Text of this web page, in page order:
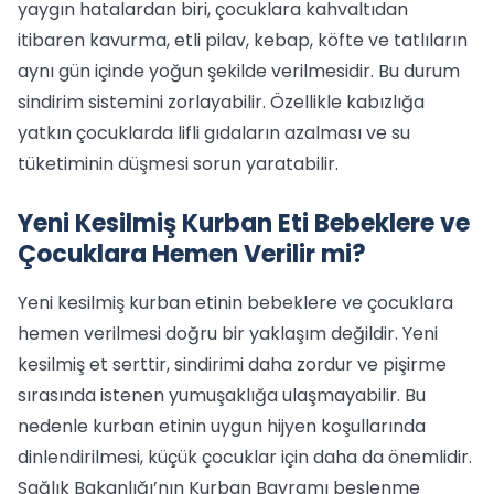
yaygın hatalardan biri, çocuklara kahvaltıdan
itibaren kavurma, etli pilav, kebap, köfte ve tatlıların
aynı gün içinde yoğun şekilde verilmesidir. Bu durum
sindirim sistemini zorlayabilir. Özellikle kabızlığa
yatkın çocuklarda lifli gıdaların azalması ve su
tüketiminin düşmesi sorun yaratabilir.
Yeni Kesilmiş Kurban Eti Bebeklere ve
Çocuklara Hemen Verilir mi?
Yeni kesilmiş kurban etinin bebeklere ve çocuklara
hemen verilmesi doğru bir yaklaşım değildir. Yeni
kesilmiş et serttir, sindirimi daha zordur ve pişirme
sırasında istenen yumuşaklığa ulaşmayabilir. Bu
nedenle kurban etinin uygun hijyen koşullarında
dinlendirilmesi, küçük çocuklar için daha da önemlidir.
Sağlık Bakanlığı’nın Kurban Bayramı beslenme